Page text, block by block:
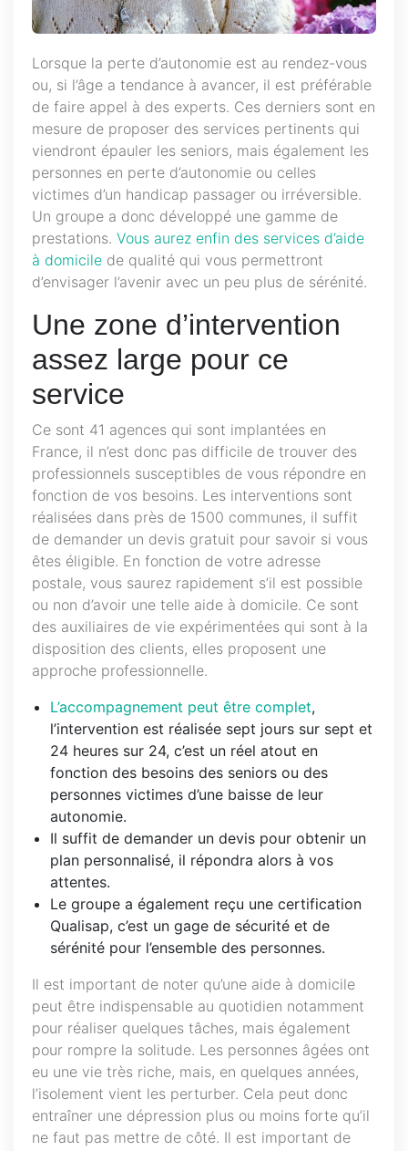
Lorsque la perte d’autonomie est au rendez-vous
ou, si l’âge a tendance à avancer, il est préférable
de faire appel à des experts. Ces derniers sont en
mesure de proposer des services pertinents qui
viendront épauler les seniors, mais également les
personnes en perte d’autonomie ou celles
victimes d’un handicap passager ou irréversible.
Un groupe a donc développé une gamme de
prestations. Vous aurez enfin des services d’aide
à domicile de qualité qui vous permettront
d’envisager l’avenir avec un peu plus de sérénité.
Une zone d’intervention
assez large pour ce
service
Ce sont 41 agences qui sont implantées en
France, il n’est donc pas difficile de trouver des
professionnels susceptibles de vous répondre en
fonction de vos besoins. Les interventions sont
réalisées dans près de 1500 communes, il suffit
de demander un devis gratuit pour savoir si vous
êtes éligible. En fonction de votre adresse
postale, vous saurez rapidement s’il est possible
ou non d’avoir une telle aide à domicile. Ce sont
des auxiliaires de vie expérimentées qui sont à la
disposition des clients, elles proposent une
approche professionnelle.
L’accompagnement peut être complet,
l’intervention est réalisée sept jours sur sept et
24 heures sur 24, c’est un réel atout en
fonction des besoins des seniors ou des
personnes victimes d’une baisse de leur
autonomie.
Il suffit de demander un devis pour obtenir un
plan personnalisé, il répondra alors à vos
attentes.
Le groupe a également reçu une certification
Qualisap, c’est un gage de sécurité et de
sérénité pour l’ensemble des personnes.
Il est important de noter qu’une aide à domicile
peut être indispensable au quotidien notamment
pour réaliser quelques tâches, mais également
pour rompre la solitude. Les personnes âgées ont
eu une vie très riche, mais, en quelques années,
l’isolement vient les perturber. Cela peut donc
entraîner une dépression plus ou moins forte qu’il
ne faut pas mettre de côté. Il est important de